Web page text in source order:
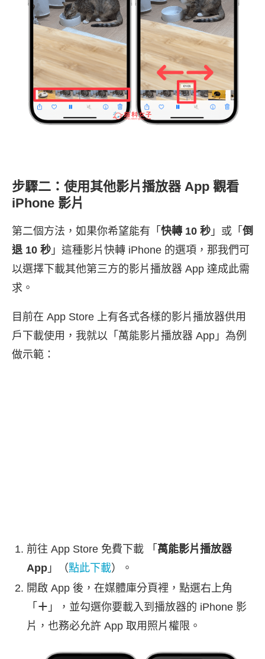
步驟二：使用其他影片播放器 App 觀看
iPhone 影片
第二個方法，如果你希望能有「 快轉 10 秒 」或「 倒
退 10 秒 」這種影片快轉 iPhone 的選項，那我們可
以選擇下載其他第三方的影片播放器 App 達成此需
求。
目前在 App Store 上有各式各樣的影片播放器供用
戶下載使用，我就以「萬能影片播放器 App」為例
做示範：
前往 App Store 免費下載 「 萬能影片播放器
App 」（點此下載）。
開啟 App 後，在媒體庫分頁裡，點選右上角
「 ＋ 」，並勾選你要載入到播放器的 iPhone 影
片，也務必允許 App 取用照片權限。